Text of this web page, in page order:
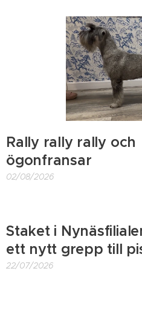
Rally rally rally och
ögonfransar
02/08/2026
Staket i
ett nytt grepp till
22/07/2026